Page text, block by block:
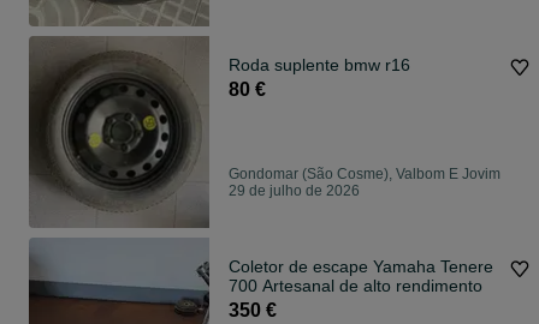
Roda suplente bmw r16
80 €
Gondomar (São Cosme), Valbom E Jovim
29 de julho de 2026
Coletor de escape Yamaha Tenere
700 Artesanal de alto rendimento
350 €